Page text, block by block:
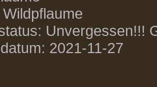
Unvergessen!!!
2021-11-27